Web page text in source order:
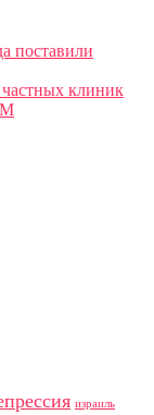
поставили
клиник
израиль